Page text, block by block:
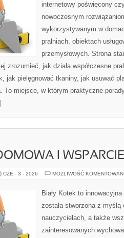
internetowy poświęcony
nowoczesnym
wykorzystywanym w
pralniach, obiektach
przemysłowych. Strona
zrozumieć, jak działa współczesne
jak pielęgnować tkaniny, jak usuwać
To miejsce, w którym praktyczne
I
CZE - 3 - 2026 MOŻLIWOŚĆ
Biały Kotek to
została stworzona z myślą
nauczycielach, a także
zainteresowanych